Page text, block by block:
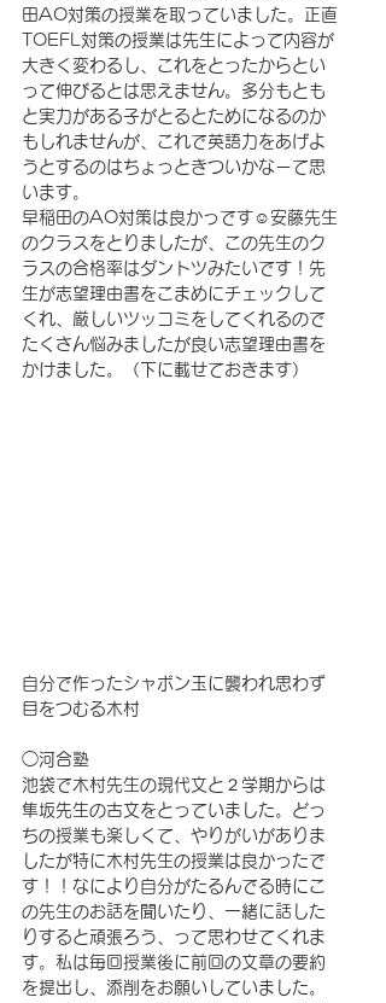
田AO対策の授業を取っていました。正直
TOEFL対策の授業は先生によって内容が
大きく変わるし、これをとったからとい
って伸びるとは思えません。多分もとも
と実力がある子がとるとためになるのか
もしれませんが、これで英語力をあげよ
うとするのはちょっときついかなーて思
います。
早稲田のAO対策は良かっです☺︎安藤先生
のクラスをとりましたが、この先生のク
ラスの合格率はダントツみたいです！先
生が志望理由書をこまめにチェックして
くれ、厳しいツッコミをしてくれるので
たくさん悩みましたが良い志望理由書を
かけました。（下に載せておきます）
自分で作ったシャボン玉に襲われ思わず
目をつむる木村
◯河合塾
池袋で木村先生の現代文と２学期からは
隼坂先生の古文をとっていました。どっ
ちの授業も楽しくて、やりがいがありま
したが特に木村先生の授業は良かったで
す！！なにより自分がたるんでる時にこ
の先生のお話を聞いたり、一緒に話した
りすると頑張ろう、って思わせてくれま
す。私は毎回授業後に前回の文章の要約
を提出し、添削をお願いしていました。